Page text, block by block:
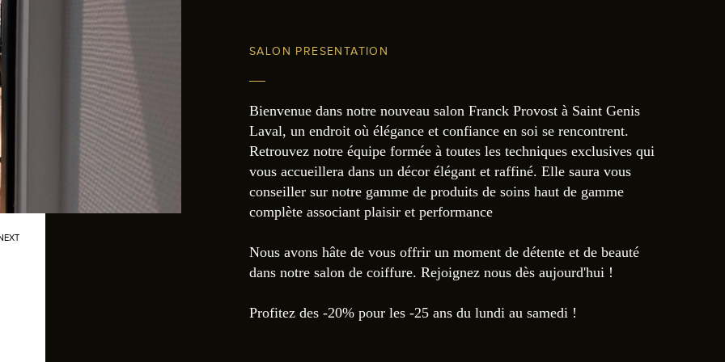
SALON PRESENTATION
Bienvenue dans notre nouveau salon Franck Provost à Saint Genis
Laval, un endroit où élégance et confiance en soi se rencontrent.
Retrouvez notre équipe formée à toutes les techniques exclusives qui
vous accueillera dans un décor élégant et raffiné. Elle saura vous
conseiller sur notre gamme de produits de soins haut de gamme
complète associant plaisir et performance
Nous avons hâte de vous offrir un moment de détente et de beauté
dans notre salon de coiffure. Rejoignez nous dès aujourd'hui !
Profitez des -20% pour les -25 ans du lundi au samedi !